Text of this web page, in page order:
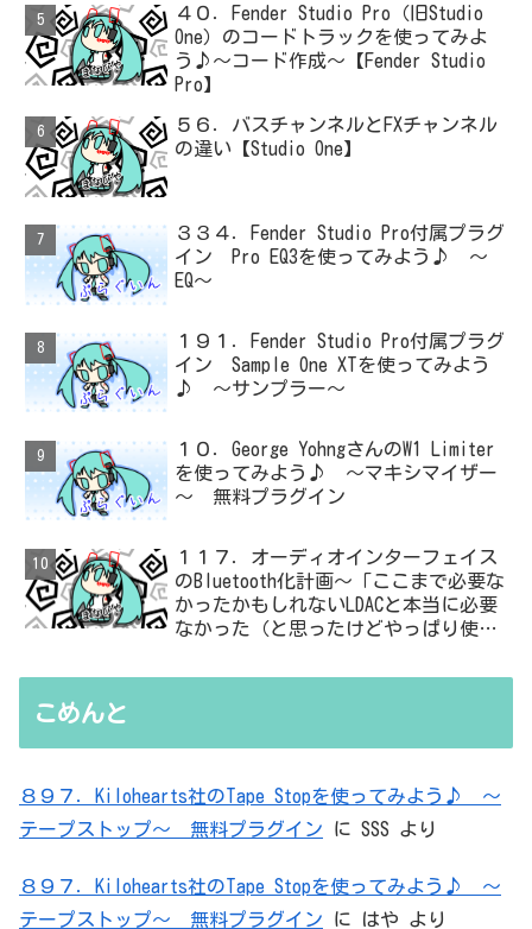
４０．Fender Studio Pro（旧Studio
One）のコードトラックを使ってみよ
う♪～コード作成～【Fender Studio
Pro】
５６．バスチャンネルとFXチャンネル
の違い【Studio One】
３３４．Fender Studio Pro付属プラグ
イン Pro EQ3を使ってみよう♪ ～
EQ～
１９１．Fender Studio Pro付属プラグ
イン Sample One XTを使ってみよう
♪ ～サンプラー～
１０．George YohngさんのW1 Limiter
を使ってみよう♪ ～マキシマイザー
～ 無料プラグイン
１１７．オーディオインターフェイス
のBluetooth化計画～「ここまで必要な
かったかもしれないLDACと本当に必要
なかった（と思ったけどやっぱり使っ
無駄を重ねた結論はシンプルだった
こめんと
８９７．Kilohearts社のTape Stopを使ってみよう♪ ～
テープストップ～ 無料プラグイン に SSS より
８９７．Kilohearts社のTape Stopを使ってみよう♪ ～
テープストップ～ 無料プラグイン に はや より